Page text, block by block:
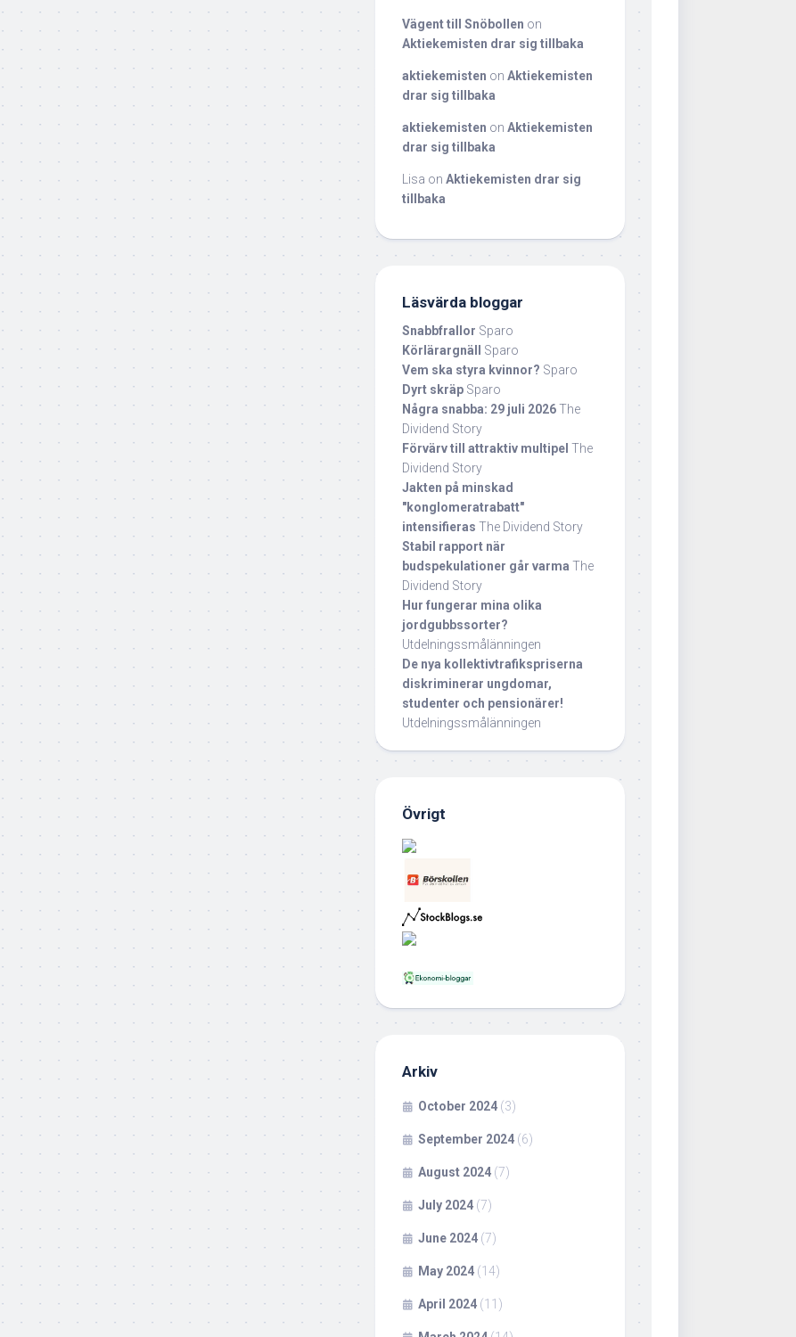
Vägent till Snöbollen on
Aktiekemisten drar sig tillbaka
aktiekemisten on Aktiekemisten
drar sig tillbaka
aktiekemisten on Aktiekemisten
drar sig tillbaka
Lisa on Aktiekemisten drar sig
tillbaka
Läsvärda bloggar
Snabbfrallor Sparo
Körlärargnäll Sparo
Vem ska styra kvinnor? Sparo
Dyrt skräp Sparo
Några snabba: 29 juli 2026The
Dividend Story
Förvärv till attraktiv multipel The
Dividend Story
Jakten på minskad
"konglomeratrabatt"
intensifieras The Dividend Story
Stabil rapport när
budspekulationer går varma The
Dividend Story
Hur fungerar mina olika
jordgubbssorter?
Utdelningssmålänningen
De nya kollektivtrafikspriserna
diskriminerar ungdomar,
studenter och pensionärer!
Utdelningssmålänningen
Övrigt
Arkiv
October 2024 (3)
September 2024 (6)
August 2024 (7)
July 2024 (7)
June 2024 (7)
May 2024 (14)
April 2024 (11)